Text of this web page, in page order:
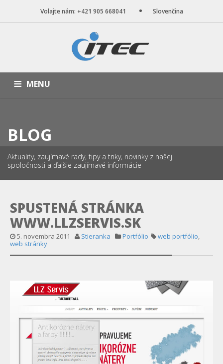
Volajte nám: +421 905 668041 Slovenčina
MENU
BLOG O NÁS
BLOG
Aktuality, zaujímavé rady, tipy a triky, novinky z našej
spoločnosti a ďalšie zaujímavé informácie
SPUSTENÁ STRÁNKA
WWW.LLZSERVIS.SK
5. novembra 2011 Stieranka Portfólio web portfólio,
web stránky